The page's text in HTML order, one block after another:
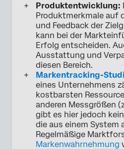
Produktentwicklung:
Produktmerkmale auf
und Feedback der
kann bei der
Erfolg entscheiden.
Ausstattung und
diesen Bereich.
Markentracking-
eines Unternehmens
kostbarsten
anderen Messgrößen
gibt es hier jedoch
die aus einem System
Regelmäßige
Markenwahrnehmung